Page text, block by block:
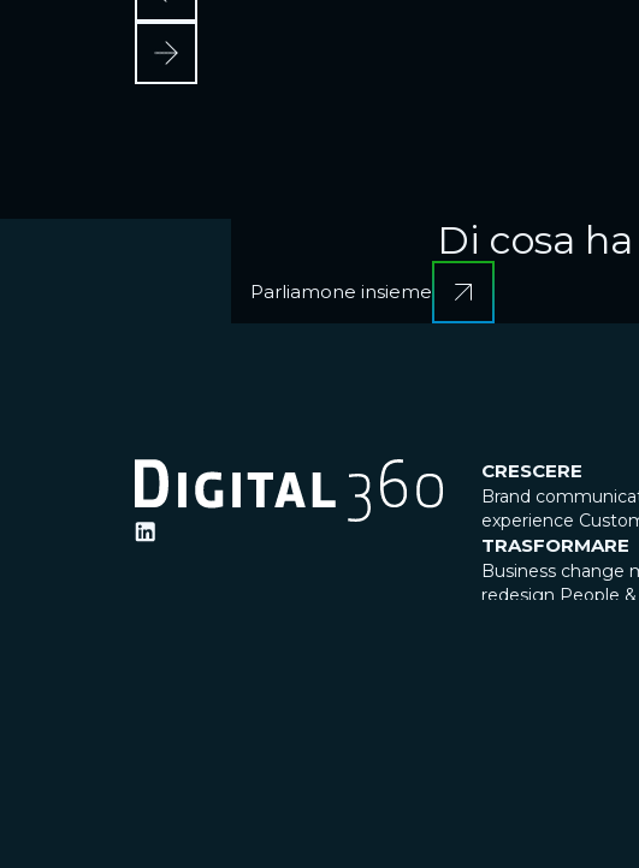
Di cosa
Parliamone insieme
CRESCERE
Brand
experience
TRASFORMARE
Business change
redesign People